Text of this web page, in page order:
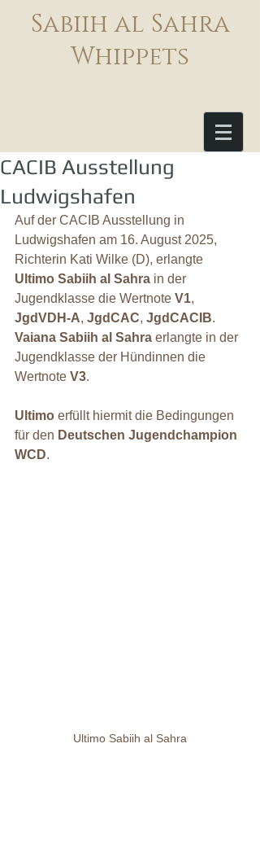
Sabiih al Sahra
Whippets
CACIB Ausstellung
Ludwigshafen
Auf der CACIB Ausstellung in
Ludwigshafen am 16. August 2025,
Richterin Kati Wilke (D), erlangte
Ultimo Sabiih al Sahra in der
Jugendklasse die Wertnote V1,
JgdVDH-A, JgdCAC, JgdCACIB.
Vaiana Sabiih al Sahra erlangte in der
Jugendklasse der Hündinnen die
Wertnote V3.
Ultimo erfüllt hiermit die Bedingungen
für den Deutschen Jugendchampion
WCD.
Ultimo Sabiih al Sahra